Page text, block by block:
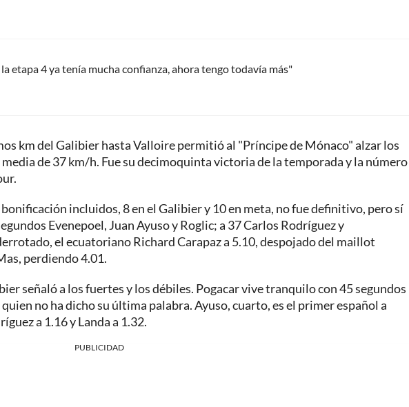
etapa 4 ya tenía mucha confianza, ahora tengo todavía más"
km del Galibier hasta Valloire permitió al "Príncipe de Mónaco" alzar los
de 37 km/h. Fue su decimoquinta victoria de la temporada y la número
bonificación incluidos, 8 en el Galibier y 10 en meta, no fue definitivo, pero sí
Evenepoel, Juan Ayuso y Roglic; a 37 Carlos Rodríguez y
el ecuatoriano Richard Carapaz a 5.10, despojado del maillot
perdiendo 4.01.
señaló a los fuertes y los débiles. Pogacar vive tranquilo con 45 segundos
no ha dicho su última palabra. Ayuso, cuarto, es el primer español a
a 1.16 y Landa a 1.32.
PUBLICIDAD